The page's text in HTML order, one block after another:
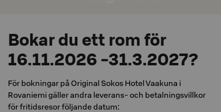
Bokar du ett rom för
16.11.2026 -31.3.2027?
För bokningar på Original Sokos Hotel Vaakuna i
Rovaniemi gäller andra leverans- och betalningsvillkor
för fritidsresor följande datum: